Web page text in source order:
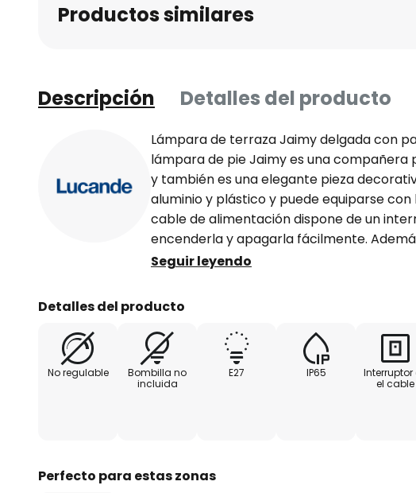
Productos similares
Descripción Detalles del producto
Lámpara de terraza Jaimy delgada con
lámpara de pie Jaimy es una
y también es una elegante pieza
aluminio y plástico y puede equiparse con
cable de alimentación dispone de un
encenderla y apagarla fácilmente.
protección IP65, por lo que es resistente al
para su uso en exteriores.
Seguir leyendo
Detalles del producto
No regulable
Bombilla no
incluida
E27 IP65
Interruptor
el cable
Perfecto para estas zonas